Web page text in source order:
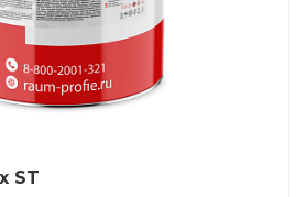
ST